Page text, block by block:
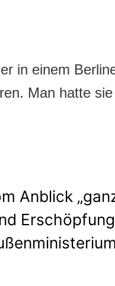
in einem
Man hatte
Anblick